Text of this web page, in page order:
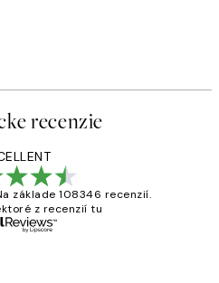
recenzie
základe 108346 recenzií.
z recenzií tu